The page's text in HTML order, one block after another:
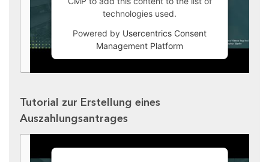
technologies used.
Powered by Usercentrics Consent
Management Platform
Tutorial zur Erstellung eines
Auszahlungsantrages